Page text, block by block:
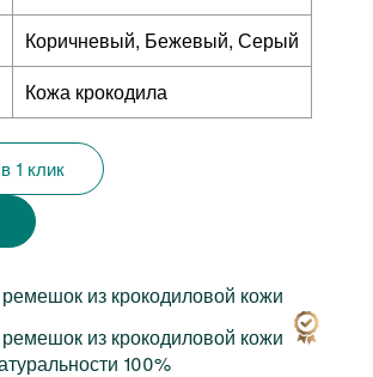
Коричневый, Бежевый, Серый
Кожа крокодила
1 клик
100%